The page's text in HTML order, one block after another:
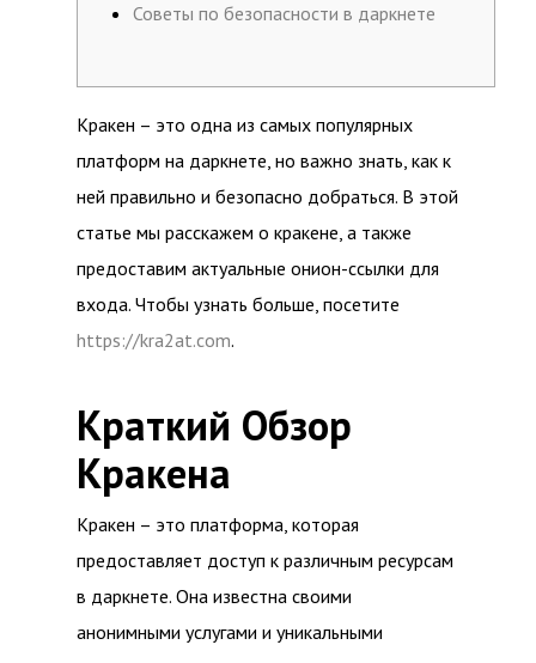
Советы по безопасности в даркнете
Кракен – это одна из самых популярных
платформ на даркнете, но важно знать, как к
ней правильно и безопасно добраться. В этой
статье мы расскажем о кракене, а также
предоставим актуальные онион-ссылки для
входа. Чтобы узнать больше, посетите
https://kra2at.com.
Краткий Обзор
Кракена
Кракен – это платформа, которая
предоставляет доступ к различным ресурсам
в даркнете. Она известна своими
анонимными услугами и уникальными